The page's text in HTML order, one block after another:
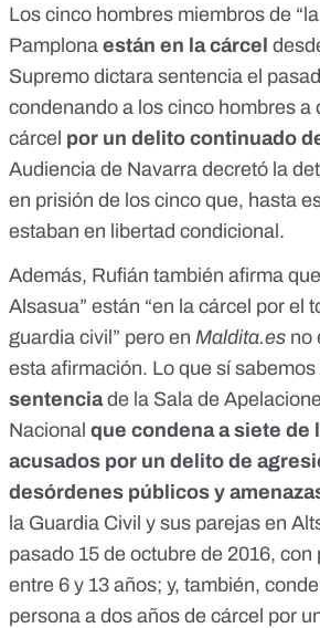
Los cinco hombres miembros de
Pamplona están en la cárcel
Supremo dictara sentencia el
condenando a los cinco hombres a
cárcel por un delito continuado
Audiencia de Navarra decretó la
en prisión de los cinco que, hasta
estaban en libertad condicional.
Además, Rufián también afirma
Alsasua” están “en la cárcel por el
guardia civil” pero en Maldita.es no
esta afirmación. Lo que sí sabemos
sentenciade la Sala de
Nacional que condena a siete de
acusados por un delito de
desórdenes públicos y
la Guardia Civil y sus parejas en
pasado 15 de octubre de 2016,
entre 6 y 13 años; y, también,
persona a dos años de cárcel por